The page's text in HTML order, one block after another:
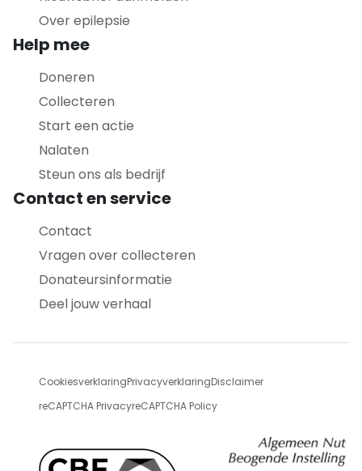
Over epilepsie
Help mee
Doneren
Collecteren
Start een actie
Nalaten
Steun ons als bedrijf
Contact en service
Contact
Vragen over collecteren
Donateursinformatie
Deel jouw verhaal
CookiesverklaringPrivacyverklaringDisclaimer
reCAPTCHA PrivacyreCAPTCHA Policy